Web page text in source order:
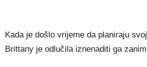
Kada je došlo vrijeme da planiraju
Brittany je odlučila iznenaditi ga